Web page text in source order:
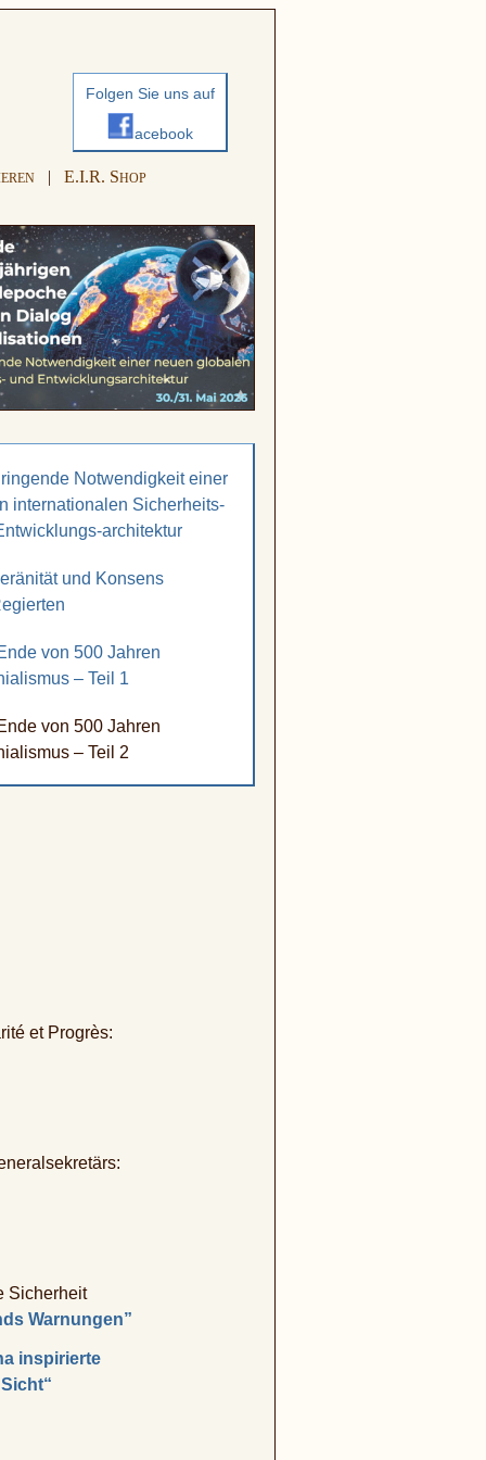
Folgen Sie uns auf
acebook
| E.I.R. SHOP
Notwendigkeit einer
internationalen Sicherheits-
architektur
und Konsens
von 500 Jahren
– Teil 1
von 500 Jahren
– Teil 2
et Progrès:
Sicherheit
Warnungen”
inspirierte